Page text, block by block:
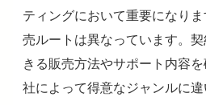
ティングにおいて重要になり
売ルートは異なっています。
きる販売方法やサポート内容
社によって得意なジャンルに